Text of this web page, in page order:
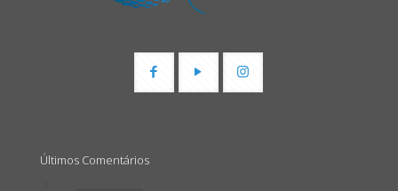
Últimos Comentários